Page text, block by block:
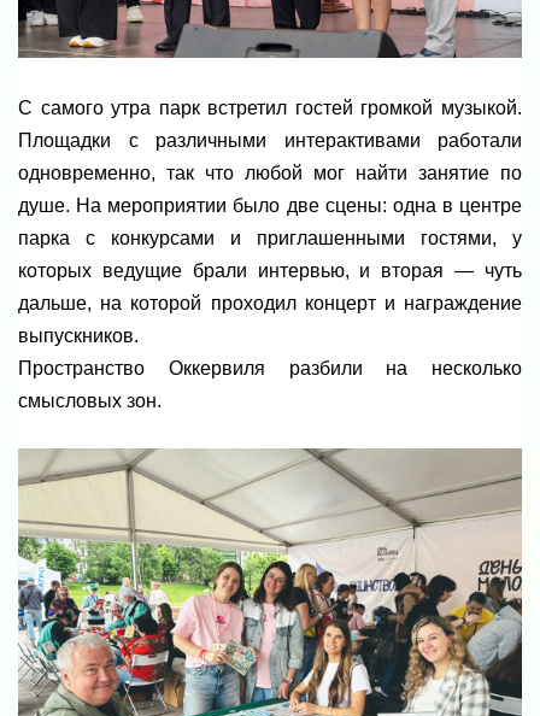
С самого утра парк встретил гостей громкой музыкой.
Площадки с различными интерактивами работали
одновременно, так что любой мог найти занятие по
душе. На мероприятии было две сцены: одна в центре
парка с конкурсами и приглашенными гостями, у
которых ведущие брали интервью, и вторая — чуть
дальше, на которой проходил концерт и награждение
выпускников.
Пространство Оккервиля разбили на несколько
смысловых зон.